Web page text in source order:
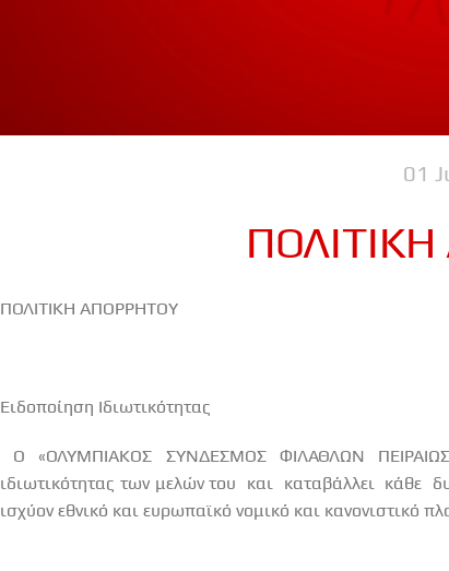
01
ΠΟΛΙΤΙΚΗ ΑΠΟΡΡΗΤΟΥ
Ειδοποίηση Ιδιωτικότητας
Ο «ΟΛΥΜΠΙΑΚΟΣ ΣΥΝΔΕΣΜΟΣ ΦΙΛΑΘΛΩΝ
ιδιωτικότητας των μελών του
και καταβάλλει κάθε
ισχύον εθνικό και ευρωπαϊκό νομικό και κανονιστικό